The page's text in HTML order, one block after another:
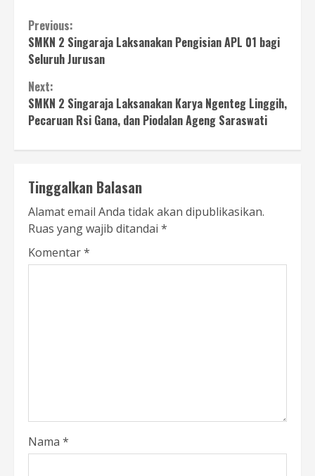
Continue
Reading
Previous:
SMKN 2 Singaraja Laksanakan Pengisian APL 01 bagi
Seluruh Jurusan
Next:
SMKN 2 Singaraja Laksanakan Karya Ngenteg Linggih,
Pecaruan Rsi Gana, dan Piodalan Ageng Saraswati
Tinggalkan Balasan
Alamat email Anda tidak akan dipublikasikan.
Ruas yang wajib ditandai *
Komentar*
Nama *